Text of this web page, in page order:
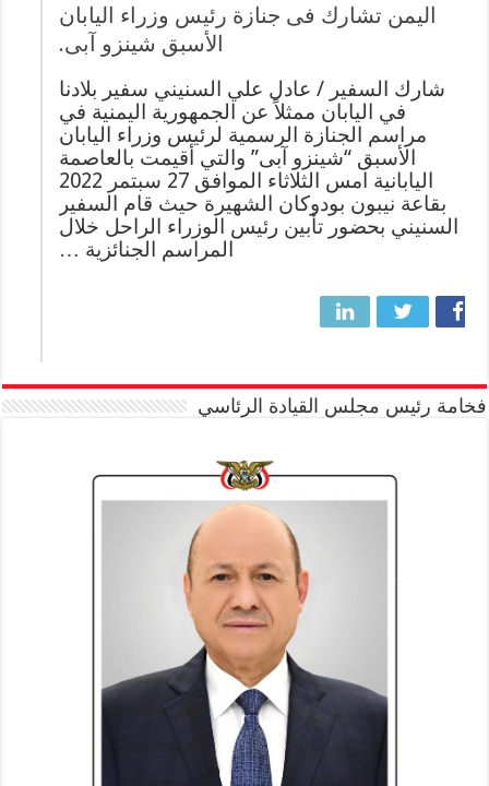
اليمن تشارك فى جنازة رئيس وزراء اليابان
الأسبق شينزو آبى.
شارك السفير / عادل علي السنيني سفير بلادنا
في اليابان ممثلاً عن الجمهورية اليمنية في
مراسم الجنازة الرسمية لرئيس وزراء اليابان
الأسبق “شينزو آبى” والتي أقيمت بالعاصمة
اليابانية امس الثلاثاء الموافق 27 سبتمر 2022
بقاعة نيبون بودوكان الشهيرة حيث قام السفير
السنيني بحضور تأبين رئيس الوزراء الراحل خلال
المراسم الجنائزية …
فخامة رئيس مجلس القيادة الرئاسي